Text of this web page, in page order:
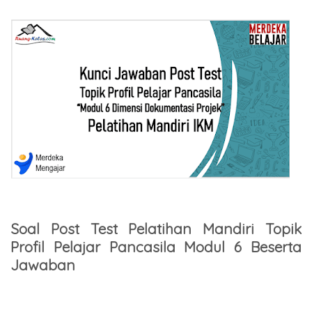
Soal Post Test Pelatihan Mandiri Topik
Profil Pelajar Pancasila Modul 6 Beserta
Jawaban